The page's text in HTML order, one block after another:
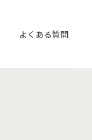
よくある質問